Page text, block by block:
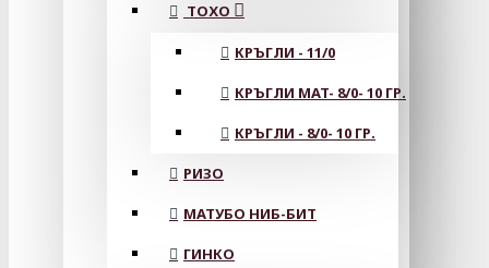
ТОХО
КРЪГЛИ - 11/0
КРЪГЛИ MAT- 8/0- 10 ГР.
КРЪГЛИ - 8/0- 10 ГР.
РИЗО
МАТУБО НИБ-БИТ
ГИНКО